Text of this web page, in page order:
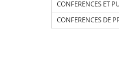
CONFERENCES ET
CONFERENCES DE